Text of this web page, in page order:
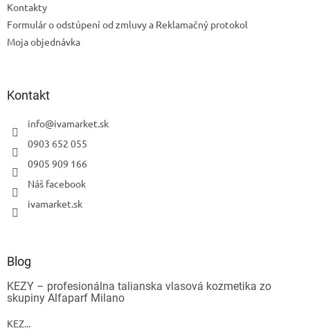
Kontakty
Formulár o odstúpení od zmluvy a Reklamačný protokol
Moja objednávka
Kontakt
info@ivamarket.sk
0903 652 055
0905 909 166
Náš facebook
ivamarket.sk
Blog
KEZY – profesionálna talianska vlasová kozmetika zo
skupiny Alfaparf Milano
KEZ...